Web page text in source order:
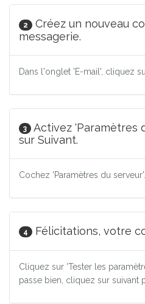
2
Créez un nouveau
messagerie.
Dans l'onglet 'E-mail', cliquez
3
Activez 'Paramètres
sur Suivant.
Cochez 'Paramètres du serveur'.
4 Félicitations, votre
Cliquez sur 'Tester les
passe bien, cliquez sur suivant